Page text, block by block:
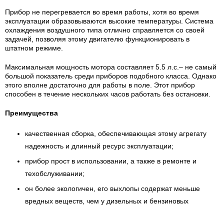
Прибор не перегревается во время работы, хотя во время
эксплуатации образовываются высокие температуры. Система
охлаждения воздушного типа отлично справляется со своей
задачей, позволяя этому двигателю функционировать в
штатном режиме.
Максимальная мощность мотора составляет 5.5 л.с.– не самый
большой показатель среди приборов подобного класса. Однако
этого вполне достаточно для работы в поле. Этот прибор
способен в течение нескольких часов работать без остановки.
Преимущества
качественная сборка, обеспечивающая этому агрегату
надежность и длинный ресурс эксплуатации;
прибор прост в использовании, а также в ремонте и
техобслуживании;
он более экологичен, его выхлопы содержат меньше
вредных веществ, чем у дизельных и бензиновых